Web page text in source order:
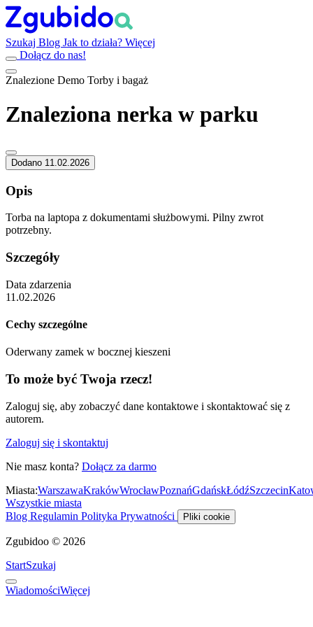
Szukaj Blog Jak to działa? Więcej
Dołącz do nas!
Znalezione Demo Torby i bagaż
Znaleziona nerka w parku
Dodano 11.02.2026
Opis
Torba na laptopa z dokumentami służbowymi. Pilny zwrot
potrzebny.
Szczegóły
Data zdarzenia
11.02.2026
Cechy szczególne
Oderwany zamek w bocznej kieszeni
To może być Twoja rzecz!
Zaloguj się, aby zobaczyć dane kontaktowe i skontaktować się z
autorem.
Zaloguj się i skontaktuj
Nie masz konta? Dołącz za darmo
Miasta:WarszawaKrakówWrocławPoznańGdańskŁódźSzczecin
Wszystkie miasta
Blog Regulamin Polityka Prywatności Pliki cookie
Zgubidoo © 2026
StartSzukaj
WiadomościWięcej